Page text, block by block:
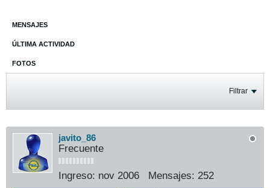
MENSAJES
ÚLTIMA ACTIVIDAD
FOTOS
Filtrar
javito_86
Frecuente
Ingreso: nov 2006 Mensajes: 252